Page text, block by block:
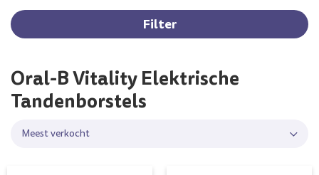
Filter
Oral-B Vitality Elektrische
Tandenborstels
Meest verkocht